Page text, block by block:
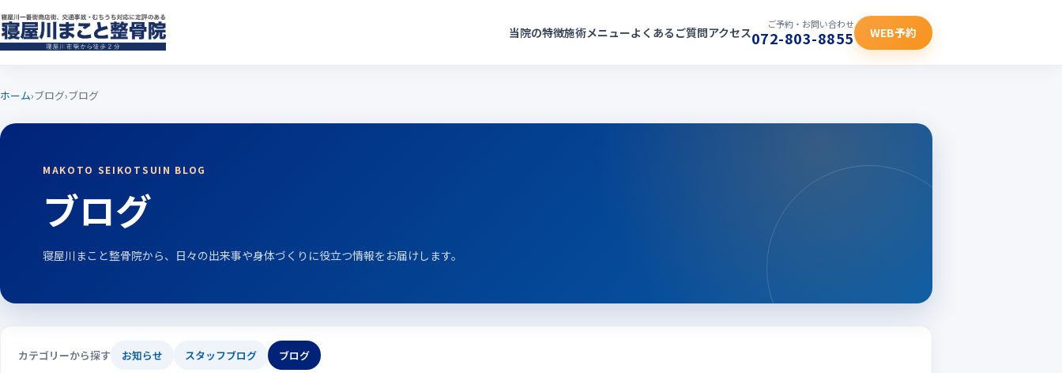
当院の特徴施術メニューよくあるご質問アクセス
ご予約・お問い合わせ
072-803-8855 WEB予約
ホーム›ブログ›ブログ
MAKOTO SEIKOTSUIN BLOG
ブログ
寝屋川まこと整骨院から、日々の出来事や身体づくりに役立つ情報をお届けします。
カテゴリーから探す お知らせ スタッフブログ ブログ